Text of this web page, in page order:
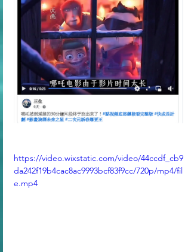
https://video.wixstatic.com/video/44ccdf_cb9
da242f19b4cac8ac9993bcf83f9cc/720p/mp4/fil
e.mp4